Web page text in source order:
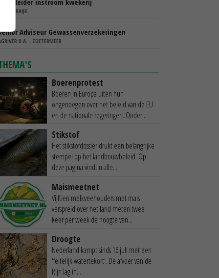
Teamleider instroom kwekerij
IBN - SCHAIJK
Adviseur Gewassenverzekeringen
U.A. - ZOETERMEER
Boerenprotest
Boeren in Europa uiten hun
ongenoegen over het beleid van de EU
en de nationale regeringen. Onder...
Stikstof
Het stikstofdossier drukt een belangrijke
stempel op het landbouwbeleid. Op
deze pagina vindt u alle...
Maismeetnet
Vijftien melkveehouders met mais
verspreid over het land meten twee
keer per week de hoogte van...
Droogte
Nederland kampt sinds 16 juli met een
'feitelijk watertekort'. De afvoer van de
Rijn lag in...